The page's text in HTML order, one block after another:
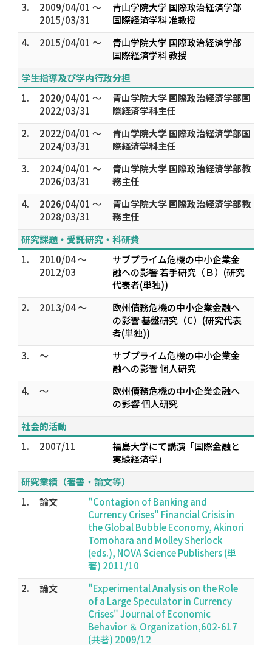
3.
2009/04/01 ～
2015/03/31
青山学院大学 国際政治経済学部
国際経済学科 准教授
4.
2015/04/01 ～
青山学院大学 国際政治経済学部
国際経済学科 教授
学生指導及び学内行政分担
1.
2020/04/01 ～
2022/03/31
青山学院大学 国際政治経済学部国
際経済学科主任
2.
2022/04/01 ～
2024/03/31
青山学院大学 国際政治経済学部国
際経済学科主任
3.
2024/04/01 ～
2026/03/31
青山学院大学 国際政治経済学部教
務主任
4.
2026/04/01 ～
2028/03/31
青山学院大学 国際政治経済学部教
務主任
研究課題・受託研究・科研費
1.
2010/04 ～
2012/03
サブプライム危機の中小企業金
融への影響 若手研究（Ｂ）(研究
代表者(単独))
2.
2013/04 ～
欧州債務危機の中小企業金融へ
の影響 基盤研究（C）(研究代表
者(単独))
3.
～
サブプライム危機の中小企業金
融への影響 個人研究
4.
～
欧州債務危機の中小企業金融へ
の影響 個人研究
社会的活動
1.
2007/11
福島大学にて講演「国際金融と
実験経済学」
研究業績（著書・論文等）
1.
論文
"Contagion of Banking and
Currency Crises" Financial Crisis in
the Global Bubble Economy, Akinori
Tomohara and Molley Sherlock
(eds.), NOVA Science Publishers (単
著) 2011/10
2.
論文
"Experimental Analysis on the Role
of a Large Speculator in Currency
Crises" Journal of Economic
Behavior ＆ Organization,602-617
(共著) 2009/12